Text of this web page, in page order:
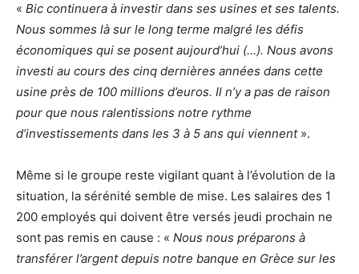
« Bic continuera à investir dans ses usines et ses talents.
Nous sommes là sur le long terme malgré les défis
économiques qui se posent aujourd’hui (…). Nous avons
investi au cours des cinq dernières années dans cette
usine près de 100 millions d’euros. Il n’y a pas de raison
pour que nous ralentissions notre rythme
d’investissements dans les 3 à 5 ans qui viennent ».
Même si le groupe reste vigilant quant à l’évolution de la
situation, la sérénité semble de mise. Les salaires des 1
200 employés qui doivent être versés jeudi prochain ne
sont pas remis en cause : « Nous nous préparons à
transférer l’argent depuis notre banque en Grèce sur les